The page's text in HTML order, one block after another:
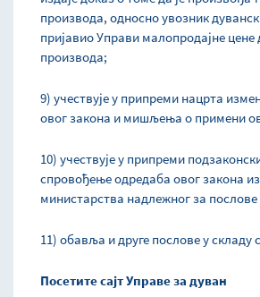
производа, односно увозник
пријавио Управи малопродајне цене
производа;
9) учествује у припреми нацрта
овог закона и мишљења о примени
10) учествује у припреми
спровођење одредаба овог закона
министарства надлежног за
11) обавља и друге послове у складу
Посетите сајт Управе за дуван